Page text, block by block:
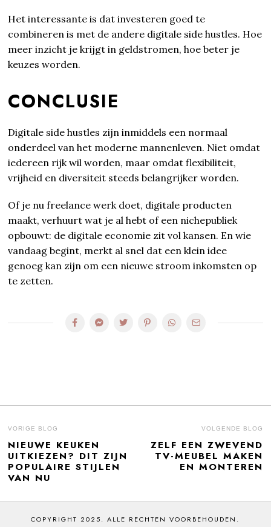
Het interessante is dat investeren goed te
combineren is met de andere digitale side hustles. Hoe
meer inzicht je krijgt in geldstromen, hoe beter je
keuzes worden.
CONCLUSIE
Digitale side hustles zijn inmiddels een normaal
onderdeel van het moderne mannenleven. Niet omdat
iedereen rijk wil worden, maar omdat flexibiliteit,
vrijheid en diversiteit steeds belangrijker worden.
Of je nu freelance werk doet, digitale producten
maakt, verhuurt wat je al hebt of een nichepubliek
opbouwt: de digitale economie zit vol kansen. En wie
vandaag begint, merkt al snel dat een klein idee
genoeg kan zijn om een nieuwe stroom inkomsten op
te zetten.
BERICHT
NAVIGATIE
VORIGE BLOG
Previous
post:
NIEUWE KEUKEN
UITKIEZEN? DIT ZIJN
POPULAIRE STIJLEN
VAN NU
VOLGENDE BLOG
ZELF EEN ZWEVEND
TV-MEUBEL MAKEN
EN MONTEREN
COPYRIGHT 2025. ALLE RECHTEN VOORBEHOUDEN.